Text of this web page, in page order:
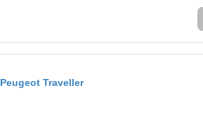
Peugeot Traveller